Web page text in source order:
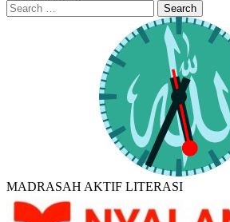
MADRASAH AKTIF LITERASI